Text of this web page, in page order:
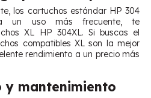
los cartuchos estándar HP 304
un uso más frecuente, te
XL HP 304XL. Si buscas el
compatibles XL son la mejor
rendimiento a un precio más
y mantenimiento